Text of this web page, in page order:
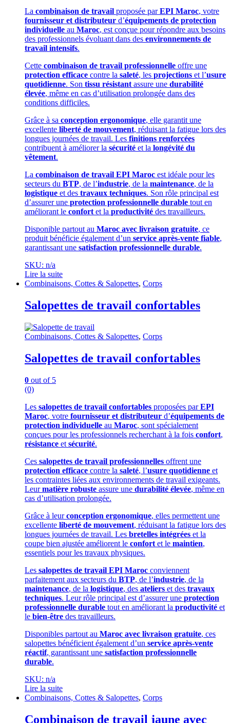
La combinaison de travail proposée parEPI Maroc, votre
fournisseur et distributeur d’équipements de protection
individuelle au Maroc, est conçue pour répondre aux besoins
des professionnels évoluant dans des environnements de
travail intensifs.
Cette combinaison de travail professionnelle offre une
protection efficace contre la saleté, les projections et l’usure
quotidienne. Son tissu résistant assure une durabilité
élevée, même en cas d’utilisation prolongée dans des
conditions difficiles.
Grâce à sa conception ergonomique, elle garantit une
excellente liberté de mouvement, réduisant la fatigue lors des
longues journées de travail. Les finitions renforcées
contribuent à améliorer la sécurité et la longévité du
vêtement.
La combinaison de travail EPI Maroc est idéale pour les
secteurs du BTP, de l’industrie, de la maintenance, de la
logistique et des travaux techniques. Son rôle principal est
d’assurer une protection professionnelle durable tout en
améliorant le confort et la productivité des travailleurs.
Disponible partout au Maroc avec livraison gratuite, ce
produit bénéficie également d’un service après-vente fiable,
garantissant une satisfaction professionnelle durable.
SKU: n/a
Lire la suite
Combinaisons, Cottes & Salopettes, Corps
Salopettes de travail confortables
Combinaisons, Cottes & Salopettes, Corps
Salopettes de travail confortables
0 out of 5
(0)
Les salopettes de travail confortables proposées parEPI
Maroc, votre fournisseur et distributeur d’équipements de
protection individuelle au Maroc, sont spécialement
conçues pour les professionnels recherchant à la fois confort,
résistance et sécurité.
Ces salopettes de travail professionnelles offrent une
protection efficace contre la saleté, l’usure quotidienne et
les contraintes liées aux environnements de travail exigeants.
Leurmatière robuste assure une durabilité élevée, même en
cas d’utilisation prolongée.
Grâce à leurconception ergonomique, elles permettent une
excellente liberté de mouvement, réduisant la fatigue lors des
longues journées de travail. Les bretelles intégrées et la
coupe bien ajustée améliorent le confort et le maintien,
essentiels pour les travaux physiques.
Les salopettes de travail EPI Maroc conviennent
parfaitement aux secteurs du BTP, de l’industrie, de la
maintenance, de la logistique, des ateliers et des travaux
techniques. Leur rôle principal est d’assurer une protection
professionnelle durable tout en améliorant la productivité et
le bien-être des travailleurs.
Disponibles partout au Maroc avec livraison gratuite, ces
salopettes bénéficient également d’un service après-vente
réactif, garantissant une satisfaction professionnelle
durable.
SKU: n/a
Lire la suite
Combinaisons, Cottes & Salopettes, Corps
Combinaison de travail jaune avec